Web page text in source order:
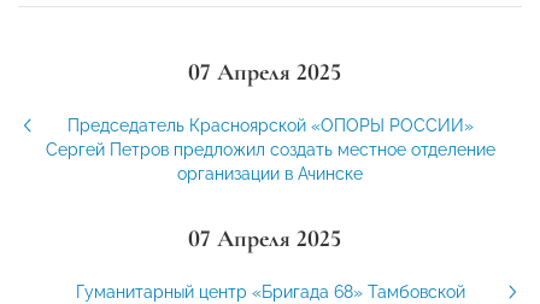
07 Апреля 2025
Председатель Красноярской «ОПОРЫ РОССИИ»
Сергей Петров предложил создать местное отделение
организации в Ачинске
07 Апреля 2025
Гуманитарный центр «Бригада 68» Тамбовской